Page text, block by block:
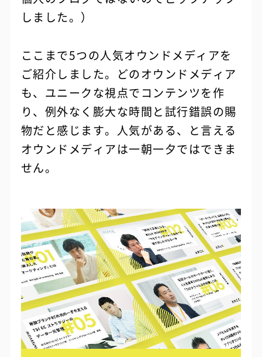
しました。）
ここまで5つの人気オウンドメディアを
ご紹介しました。どのオウンドメディア
も、ユニークな視点でコンテンツを作
り、例外なく膨大な時間と試行錯誤の賜
物だと感じます。人気がある、と言える
オウンドメディアは一朝一夕ではできま
せん。